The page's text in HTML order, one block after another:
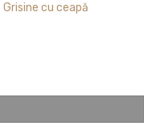
Grisine cu ceapă